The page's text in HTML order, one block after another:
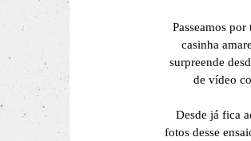
Passeamos
casinha
surpreende
de vídeo
Desde já fica
fotos desse